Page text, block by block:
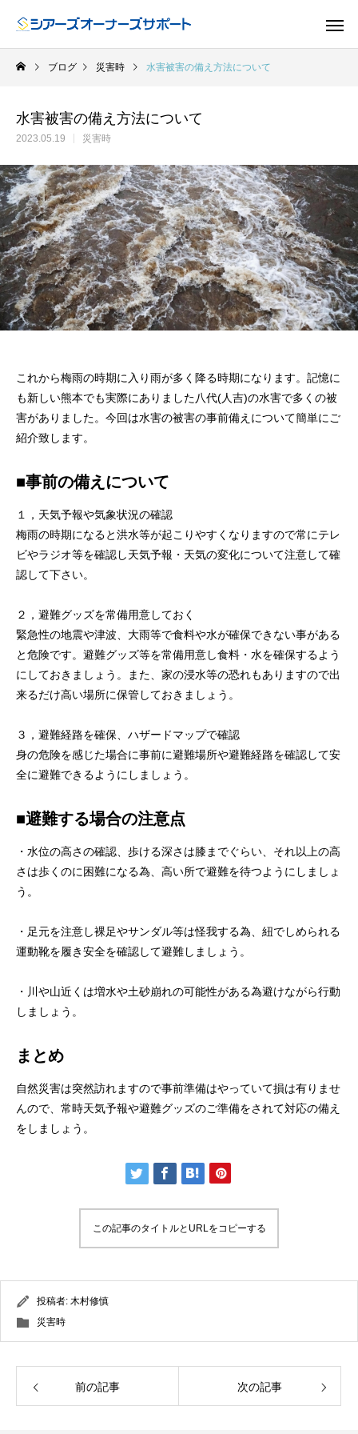
ドア
ブログ 災害時 水害被害の備え方法について
水害被害の備え方法について
2023.05.19 災害時
これから梅雨の時期に入り雨が多く降る時期になります。記憶に
も新しい熊本でも実際にありました八代(人吉)の水害で多くの被
害がありました。今回は水害の被害の事前備えについて簡単にご
紹介致します。
■事前の備えについて
１，天気予報や気象状況の確認
梅雨の時期になると洪水等が起こりやすくなりますので常にテレ
ビやラジオ等を確認し天気予報・天気の変化について注意して確
認して下さい。
２，避難グッズを常備用意しておく
緊急性の地震や津波、大雨等で食料や水が確保できない事がある
と危険です。避難グッズ等を常備用意し食料・水を確保するよう
にしておきましょう。また、家の浸水等の恐れもありますので出
来るだけ高い場所に保管しておきましょう。
３，避難経路を確保、ハザードマップで確認
身の危険を感じた場合に事前に避難場所や避難経路を確認して安
全に避難できるようにしましょう。
■避難する場合の注意点
・水位の高さの確認、歩ける深さは膝までぐらい、それ以上の高
さは歩くのに困難になる為、高い所で避難を待つようにしましょ
う。
・足元を注意し裸足やサンダル等は怪我する為、紐でしめられる
運動靴を履き安全を確認して避難しましょう。
・川や山近くは増水や土砂崩れの可能性がある為避けながら行動
しましょう。
まとめ
自然災害は突然訪れますので事前準備はやっていて損は有りませ
んので、常時天気予報や避難グッズのご準備をされて対応の備え
をしましょう。
この記事のタイトルとURLをコピーする
投稿者: 木村修慎
災害時
前の記事 次の記事